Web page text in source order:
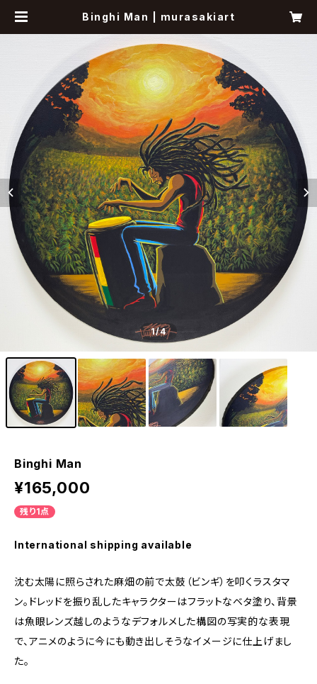
Binghi Man | murasakiart
1/4
Binghi Man
¥165,000
残り1点
International shipping available
沈む太陽に照らされた麻畑の前で太鼓（ビンギ）を叩くラスタマ
ン。ドレッドを振り乱したキャラクターはフラットなベタ塗り、背景
は魚眼レンズ越しのようなデフォルメした構図の写実的な表現
で、アニメのように今にも動き出しそうなイメージに仕上げまし
た。